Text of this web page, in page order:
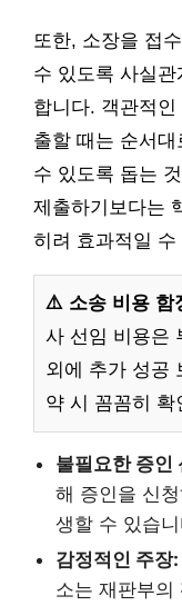
또한, 소장을 접
수 있도록 사실
합니다. 객관적인
출할 때는 순서
수 있도록 돕는
제출하기보다는
히려 효과적일 수
⚠️ 소송 비용 함
사 선임 비용은
외에 추가 성공
약 시 꼼꼼히 확
불필요한 증인
해 증인을 신
생할 수 있습
감정적인 주장:
소는 재판부의